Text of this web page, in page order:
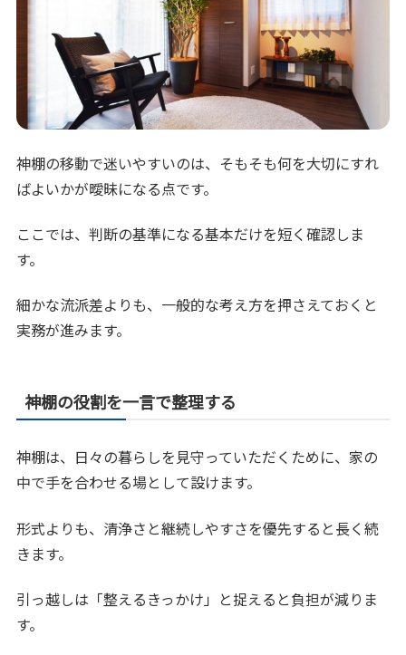
神棚の移動で迷いやすいのは、そもそも何を大切にすれ
ばよいかが曖昧になる点です。
ここでは、判断の基準になる基本だけを短く確認しま
す。
細かな流派差よりも、一般的な考え方を押さえておくと
実務が進みます。
神棚の役割を一言で整理する
神棚は、日々の暮らしを見守っていただくために、家の
中で手を合わせる場として設けます。
形式よりも、清浄さと継続しやすさを優先すると長く続
きます。
引っ越しは「整えるきっかけ」と捉えると負担が減りま
す。